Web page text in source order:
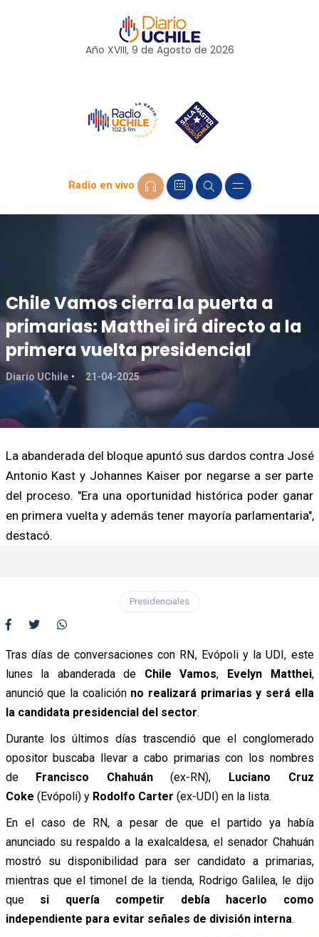
Año XVIII, 9 de Agosto de 2026
Radio en vivo
Chile Vamos cierra la puerta a
primarias: Matthei irá directo a la
primera vuelta presidencial
Diario UChile 21-04-2025
La abanderada del bloque apuntó sus dardos contra José
Antonio Kast y Johannes Kaiser por negarse a ser parte
del proceso. "Era una oportunidad histórica poder ganar
en primera vuelta y además tener mayoría parlamentaria",
destacó.
Presidenciales
Tras días de conversaciones con RN, Evópoli y la UDI, este
lunes la abanderada de Chile Vamos, Evelyn Matthei,
anunció que la coalición no realizará primarias y será ella
la candidata presidencial del sector.
Durante los últimos días trascendió que el conglomerado
opositor buscaba llevar a cabo primarias con los nombres
de Francisco Chahuán(ex-RN), Luciano Cruz
Coke (Evópoli) y Rodolfo Carter (ex-UDI) en la lista.
En el caso de RN, a pesar de que el partido ya había
anunciado su respaldo a la exalcaldesa, el senador Chahuán
mostró su disponibilidad para ser candidato a primarias,
mientras que el timonel de la tienda, Rodrigo Galilea, le dijo
que si quería competir debía hacerlo como
independiente para evitar señales de división interna.